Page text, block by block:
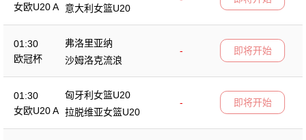
女欧U20 A
意大利女篮U20
01:30
欧冠杯
弗洛里亚纳
-
沙姆洛克流浪
即将开始
01:30
女欧U20 A
匈牙利女篮U20
-
拉脱维亚女篮U20
即将开始